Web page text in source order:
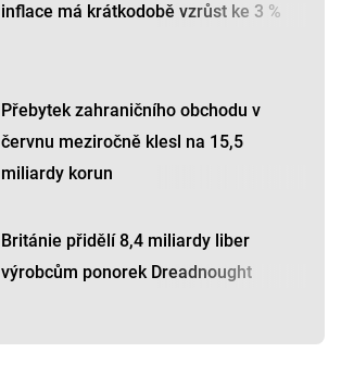
inflace má krátkodobě vzrůst ke 3 %
Přebytek zahraničního obchodu v
červnu meziročně klesl na 15,5
miliardy korun
Británie přidělí 8,4 miliardy liber
výrobcům ponorek Dreadnought